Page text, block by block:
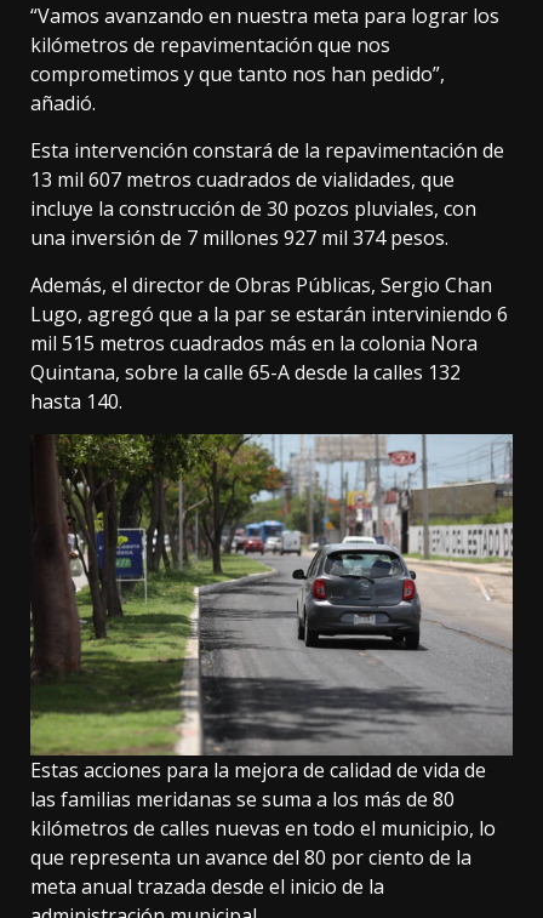
“Vamos avanzando en nuestra meta para lograr los
kilómetros de repavimentación que nos
comprometimos y que tanto nos han pedido”,
añadió.
Esta intervención constará de la repavimentación de
13 mil 607 metros cuadrados de vialidades, que
incluye la construcción de 30 pozos pluviales, con
una inversión de 7 millones 927 mil 374 pesos.
Además, el director de Obras Públicas, Sergio Chan
Lugo, agregó que a la par se estarán interviniendo 6
mil 515 metros cuadrados más en la colonia Nora
Quintana, sobre la calle 65-A desde la calles 132
hasta 140.
Estas acciones para la mejora de calidad de vida de
las familias meridanas se suma a los más de 80
kilómetros de calles nuevas en todo el municipio, lo
que representa un avance del 80 por ciento de la
meta anual trazada desde el inicio de la